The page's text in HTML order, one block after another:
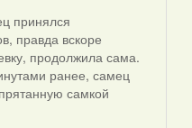
принялся
правда вскоре
продолжила сама.
ранее, самец
самкой